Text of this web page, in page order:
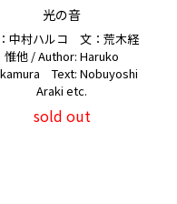
光の音
中村ハルコ 文：荒木経
惟他 / Author: Haruko
Text: Nobuyoshi
Araki etc.
sold out